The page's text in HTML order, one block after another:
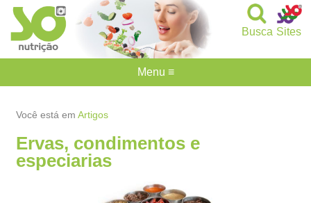
Sites
Busca
Você está emArtigos
Ervas, condimentos e
especiarias